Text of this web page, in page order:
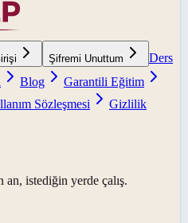
Şifremi Unuttum
Ders
Blog
Garantili Eğitim
Sözleşmesi
Gizlilik
istediğin yerde çalış.